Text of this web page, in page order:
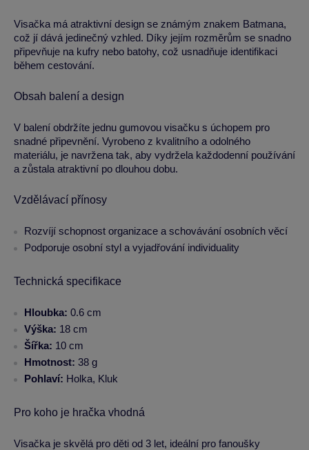
Visačka má atraktivní design se známým znakem Batmana,
což jí dává jedinečný vzhled. Díky jejím rozměrům se snadno
připevňuje na kufry nebo batohy, což usnadňuje identifikaci
během cestování.
Obsah balení a design
V balení obdržíte jednu gumovou visačku s úchopem pro
snadné připevnění. Vyrobeno z kvalitního a odolného
materiálu, je navržena tak, aby vydržela každodenní používání
a zůstala atraktivní po dlouhou dobu.
Vzdělávací přínosy
Rozvíjí schopnost organizace a schovávání osobních věcí
Podporuje osobní styl a vyjadřování individuality
Technická specifikace
Hloubka: 0.6 cm
Výška: 18 cm
Šířka: 10 cm
Hmotnost: 38 g
Pohlaví: Holka, Kluk
Pro koho je hračka vhodná
Visačka je skvělá pro děti od 3 let, ideální pro fanoušky